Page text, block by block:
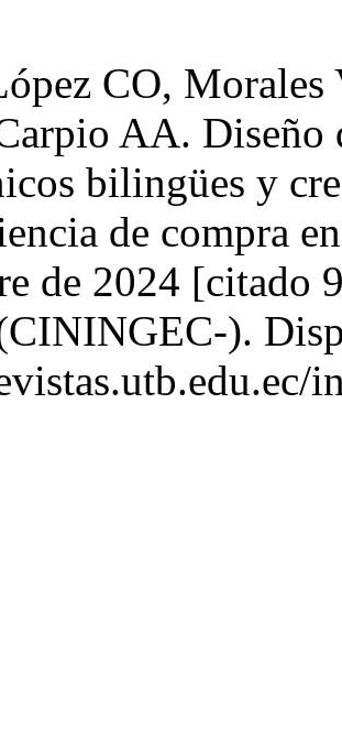
CO,
AA. Diseño
bilingües y
de compra
de 2024 [citado
).